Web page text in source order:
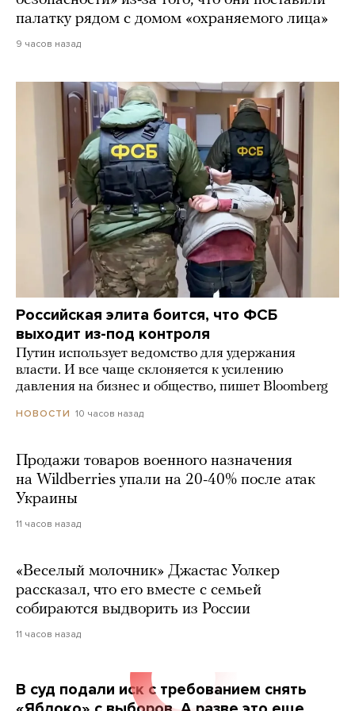
палатку рядом с домом «охраняемого лица»
9 часов назад
Российская элита боится, что ФСБ
выходит из-под контроля
Путин использует ведомство для удержания
власти. И все чаще склоняется к усилению
давления на бизнес и общество, пишет Bloomberg
НОВОСТИ 10 часов назад
Продажи товаров военного назначения
на Wildberries упали на 20-40% после атак
Украины
11 часов назад
«Веселый молочник» Джастас Уолкер
рассказал, что его вместе с семьей
собираются выдворить из России
11 часов назад
В суд подали иск с требованием снять